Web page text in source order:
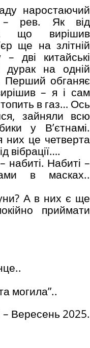
наростаючий
рев. Як від
що вирішив
ще на злітній
дві китайські
на одній
Перший обганяє
– я і сам
в газ… Ось
зайняли всю
у В’єтнамі.
них це четверта
вібрації….
набиті. Набиті –
в масках..
А в них є ще
приймати
могила”..
Вересень 2025.